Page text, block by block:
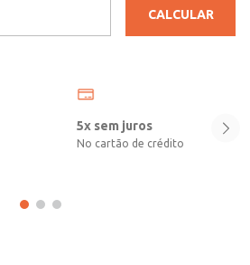
CALCULAR
5x sem juros
No cartão de crédito